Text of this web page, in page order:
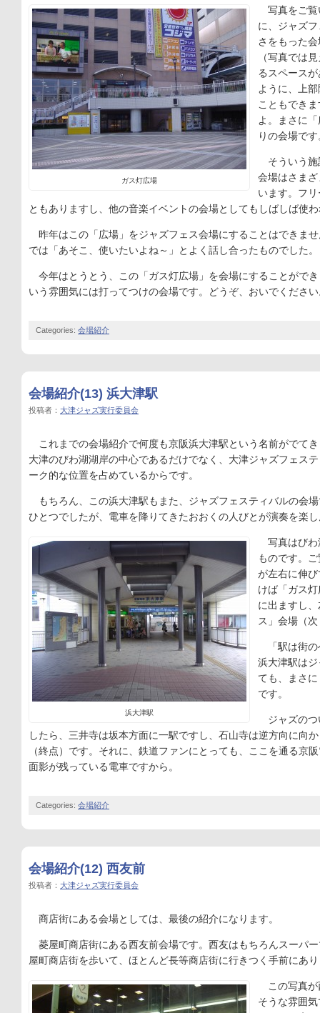
ガス灯広場
写真をご覧
に、ジャズ
さをもった
（写真では
るスペース
ように、上
こともでき
よ。まさに
りの会場です
そういう施
会場はさま
います。フ
ともありますし、他の音楽イベントの会場としてもしばしば使
昨年はこの「広場」をジャズフェス会場にすることはできま
では「あそこ、使いたいよね～」とよく話し合ったものでした。
今年はとうとう、この「ガス灯広場」を会場にすることがで
いう雰囲気には打ってつけの会場です。どうぞ、おいでくださ
Categories: 会場紹介
会場紹介(13) 浜大津駅
投稿者： 大津ジャズ実行委員会
これまでの会場紹介で何度も京阪浜大津駅という名前がでて
大津のびわ湖湖岸の中心であるだけでなく、大津ジャズフェス
ーク的な位置を占めているからです。
もちろん、この浜大津駅もまた、ジャズフェスティバルの会
ひとつでしたが、電車を降りてきたおおくの人びとが演奏を楽
浜大津駅
写真はびわ
ものです。
が左右に伸
けば「ガス
に出ますし
ス」会場（
「駅は街の
浜大津駅は
ても、まさ
です。
ジャズのつ
したら、三井寺は坂本方面に一駅ですし、石山寺は逆方向に向
（終点）です。それに、鉄道ファンにとっても、ここを通る京
面影が残っている電車ですから。
Categories: 会場紹介
会場紹介(12) 西友前
投稿者： 大津ジャズ実行委員会
商店街にある会場としては、最後の紹介になります。
菱屋町商店街にある西友前会場です。西友はもちろんスーパ
屋町商店街を歩いて、ほとんど長等商店街に行きつく手前にあ
この写真が
そうな雰囲